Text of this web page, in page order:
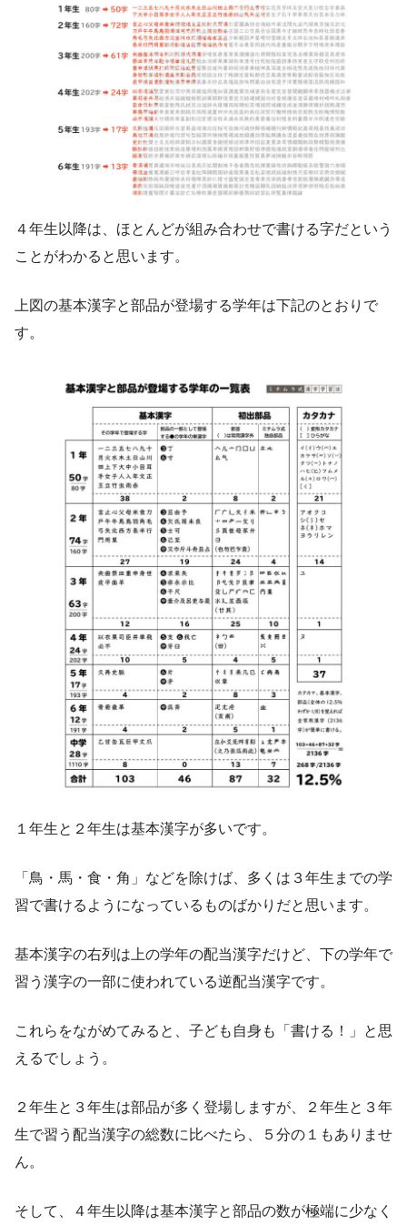
４年生以降は、ほとんどが組み合わせで書ける字だという
ことがわかると思います。
上図の基本漢字と部品が登場する学年は下記のとおりで
す。
１年生と２年生は基本漢字が多いです。
「鳥・馬・食・角」などを除けば、多くは３年生までの学
習で書けるようになっているものばかりだと思います。
基本漢字の右列は上の学年の配当漢字だけど、下の学年で
習う漢字の一部に使われている逆配当漢字です。
これらをながめてみると、子ども自身も「書ける！」と思
えるでしょう。
２年生と３年生は部品が多く登場しますが、２年生と３年
生で習う配当漢字の総数に比べたら、５分の１もありませ
ん。
そして、４年生以降は基本漢字と部品の数が極端に少なく